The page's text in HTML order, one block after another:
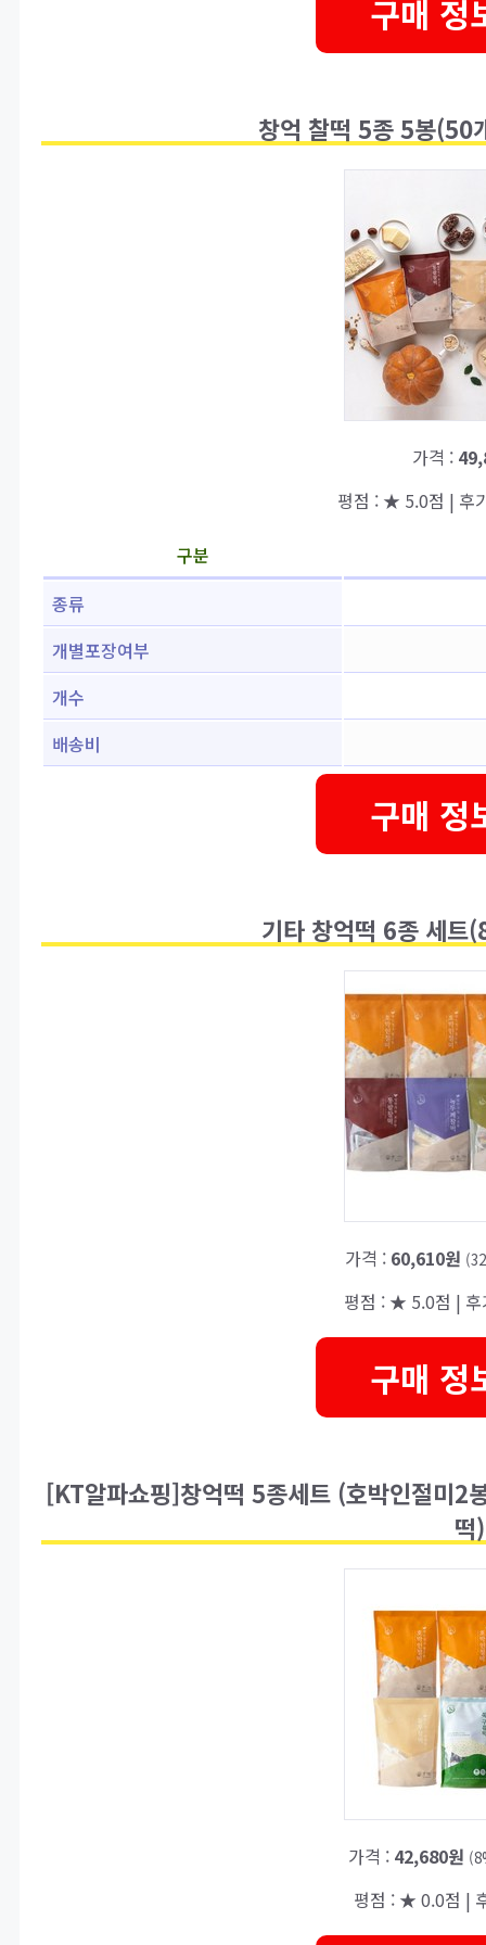
구매 정
창억 찰떡 5종 5봉
가격 :
평점 : ★ 5.0점 | 후
구분
종류
개별포장여부
개수
배송비
구매 정
기타 창억떡 6종 세
가격 : 60,610원
평점 : ★ 5.0점 |
구매 정
[KT알파쇼핑]창억떡 5종세트 (호박인절미2
떡)
가격 : 42,680원
평점 : ★ 0.0점 |